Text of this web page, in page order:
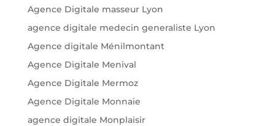
Agence Digitale masseur Lyon
agence digitale medecin generaliste Lyon
Agence digitale Ménilmontant
Agence Digitale Menival
Agence Digitale Mermoz
Agence Digitale Monnaie
agence digitale Monplaisir